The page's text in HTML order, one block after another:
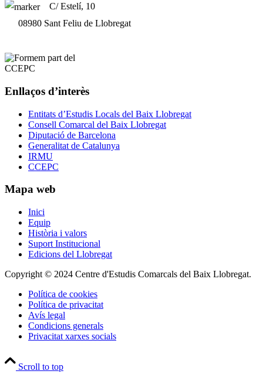
C/ Estelí, 10
08980 Sant Feliu de Llobregat
Enllaços d’interès
Entitats d’Estudis Locals del Baix Llobregat
Consell Comarcal del Baix Llobregat
Diputació de Barcelona
Generalitat de Catalunya
IRMU
CCEPC
Mapa web
Inici
Equip
Història i valors
Suport Institucional
Edicions del Llobregat
Copyright © 2024 Centre d'Estudis Comarcals del Baix Llobregat.
Política de cookies
Política de privacitat
Avís legal
Condicions generals
Privacitat xarxes socials
Scroll to top